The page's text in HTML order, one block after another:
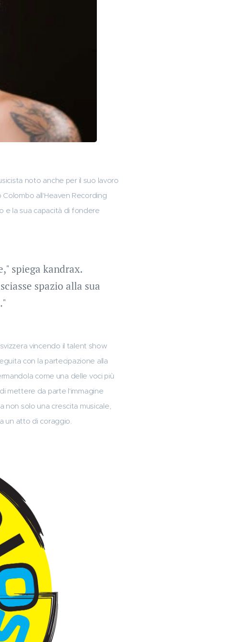
noto anche per il suo lavoro
all'Heaven Recording
e la sua capacità di fondere
spiega kandrax.
spazio alla sua
vincendo il talent show
con la partecipazione alla
come una delle voci più
mettere da parte l'immagine
solo una crescita musicale,
un atto di coraggio.